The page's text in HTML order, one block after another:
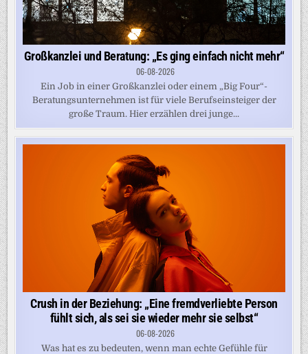
Großkanzlei und Beratung: „Es ging einfach nicht mehr“
06-08-2026
Ein Job in einer Großkanzlei oder einem „Big Four“-
Beratungsunternehmen ist für viele Berufseinsteiger der
große Traum. Hier erzählen drei junge...
Crush in der Beziehung: „Eine fremdverliebte Person
fühlt sich, als sei sie wieder mehr sie selbst“
06-08-2026
Was hat es zu bedeuten, wenn man echte Gefühle für